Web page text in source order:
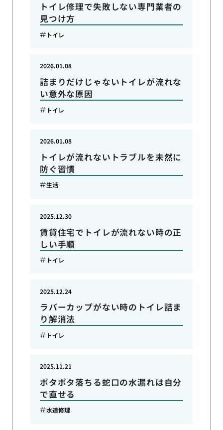
トイレ修理で失敗しない専門業者の
見つけ方
トイレ
詰まりだけじゃないトイレが流れな
い意外な原因
2026.01.08
トイレ
トイレが流れないトラブルを未然に
防ぐ習慣
2026.01.08
生活
賃貸住宅でトイレが流れない時の正
しい手順
2025.12.30
トイレ
ラバーカップがない時のトイレ詰ま
り解消法
2025.12.24
トイレ
ポタポタ落ちる蛇口の水漏れは自分
で直せる
2025.11.21
水道修理